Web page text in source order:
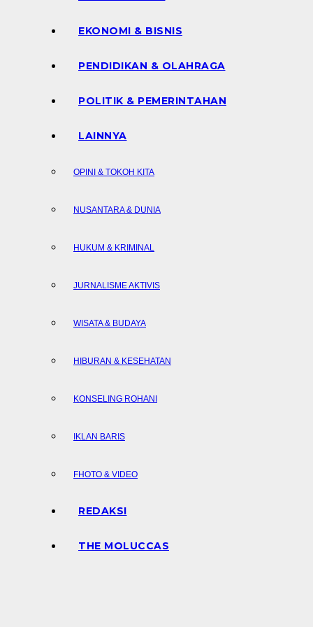
EKONOMI & BISNIS
PENDIDIKAN & OLAHRAGA
POLITIK & PEMERINTAHAN
LAINNYA
OPINI & TOKOH KITA
NUSANTARA & DUNIA
HUKUM & KRIMINAL
JURNALISME AKTIVIS
WISATA & BUDAYA
HIBURAN & KESEHATAN
KONSELING ROHANI
IKLAN BARIS
FHOTO & VIDEO
REDAKSI
THE MOLUCCAS